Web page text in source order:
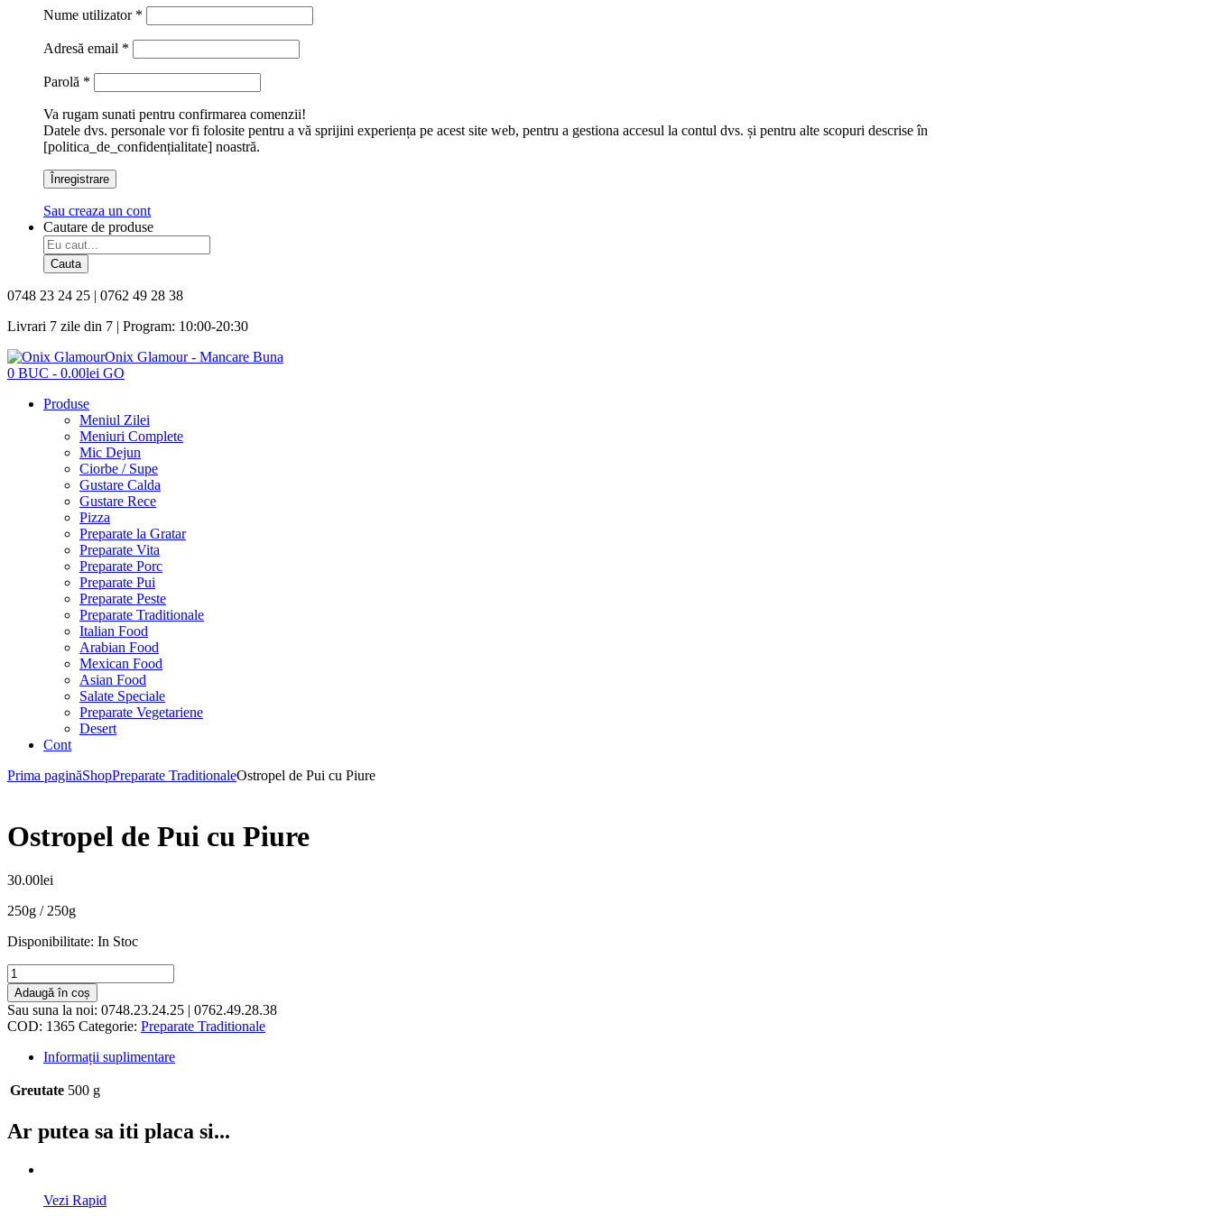
Nume utilizator *
Adresă email *
Parolă *
Va rugam sunati pentru confirmarea comenzii!
Datele dvs. personale vor fi folosite pentru a vă sprijini experiența pe acest site web, pentru a gestiona accesul la contul dvs. și pentru alte scopuri descrise în
[politica_de_confidențialitate] noastră.
Înregistrare
Sau creaza un cont
Cautare de produse
Cauta
0748 23 24 25 | 0762 49 28 38
Livrari 7 zile din 7 | Program: 10:00-20:30
Onix Glamour - Mancare Buna
0 BUC - 0.00lei GO
Produse
Meniul Zilei
Meniuri Complete
Mic Dejun
Ciorbe / Supe
Gustare Calda
Gustare Rece
Pizza
Preparate la Gratar
Preparate Vita
Preparate Porc
Preparate Pui
Preparate Peste
Preparate Traditionale
Italian Food
Arabian Food
Mexican Food
Asian Food
Salate Speciale
Preparate Vegetariene
Desert
Cont
Prima paginăShopPreparate TraditionaleOstropel de Pui cu Piure
Ostropel de Pui cu Piure
30.00lei
250g / 250g
Disponibilitate: In Stoc
Adaugă în coș
Sau suna la noi: 0748.23.24.25 | 0762.49.28.38
COD: 1365 Categorie: Preparate Traditionale
Informații suplimentare
Greutate 500 g
Ar putea sa iti placa si...
Vezi Rapid